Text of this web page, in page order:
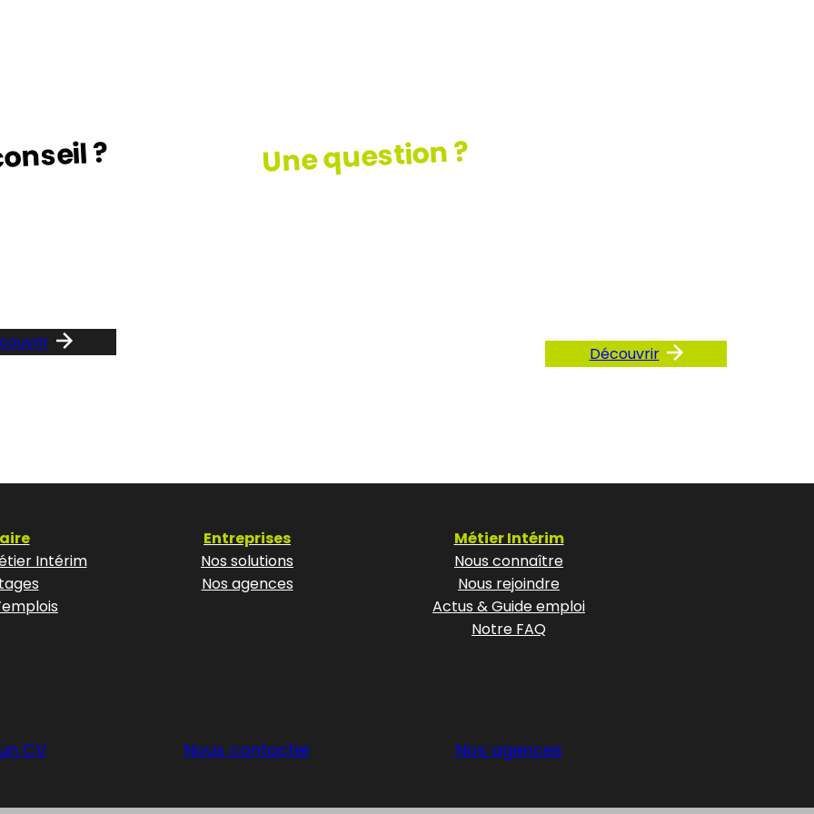
? Une question ?
Découvrir
Intérim
CV
Entreprises
Nos solutions
Nos agences
Nous contacter
Métier Intérim
Nous connaître
Nous rejoindre
Actus & Guide emploi
Notre FAQ
Nos agences